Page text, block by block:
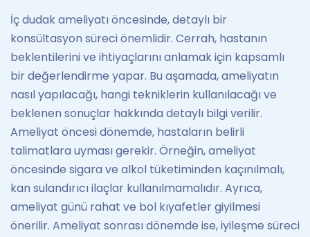
İç dudak ameliyatı öncesinde, detaylı bir
konsültasyon süreci önemlidir. Cerrah, hastanın
beklentilerini ve ihtiyaçlarını anlamak için kapsamlı
bir değerlendirme yapar. Bu aşamada, ameliyatın
nasıl yapılacağı, hangi tekniklerin kullanılacağı ve
beklenen sonuçlar hakkında detaylı bilgi verilir.
Ameliyat öncesi dönemde, hastaların belirli
talimatlara uyması gerekir. Örneğin, ameliyat
öncesinde sigara ve alkol tüketiminden kaçınılmalı,
kan sulandırıcı ilaçlar kullanılmamalıdır. Ayrıca,
ameliyat günü rahat ve bol kıyafetler giyilmesi
önerilir. Ameliyat sonrası dönemde ise, iyileşme süreci